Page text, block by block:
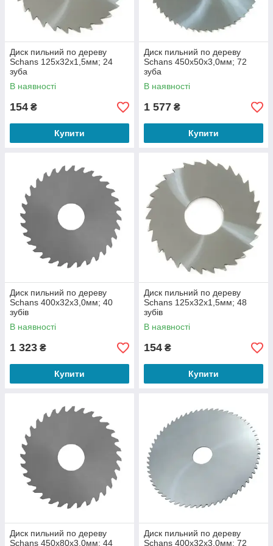
Диск пильний по дереву
Schans 125х32х1,5мм; 24
зуба
В наявності
154 ₴
Купити
Диск пильний по дереву
Schans 450х50х3,0мм; 72
зуба
В наявності
1 577 ₴
Купити
Диск пильний по дереву
Schans 400х32х3,0мм; 40
зубів
В наявності
1 323 ₴
Купити
Диск пильний по дереву
Schans 125х32х1,5мм; 48
зубів
В наявності
154 ₴
Купити
Диск пильний по дереву
Schans 450х80х3,0мм; 44
Диск пильний по дереву
Schans 400х32х3,0мм; 72